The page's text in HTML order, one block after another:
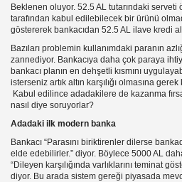
Beklenen oluyor. 52.5 AL tutarındaki
tarafından kabul edilebilecek bir ürünü
göstererek bankacıdan 52.5 AL ilave kredi
Bazıları problemin kullanımdaki paranın
zannediyor. Bankacıya daha çok paraya
bankacı planın en dehşetli kısmını
isterseniz artık altın karşılığı olmasına
Kabul edilince adadakilere de kazanma
nasıl diye soruyorlar?
Adadaki ilk modern banka
Bankacı “Parasını biriktirenler dilerse
elde edebilirler.” diyor. Böylece 5000 AL
“Dileyen karşılığında varlıklarını teminat
diyor. Bu arada sistem gereği piyasada
Geçirtmeyin!!!